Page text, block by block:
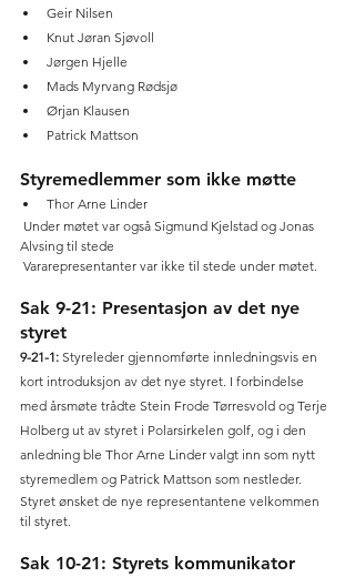
Geir Nilsen
Knut Jøran Sjøvoll
Jørgen Hjelle
Mads Myrvang Rødsjø
Ørjan Klausen
Patrick Mattson
Styremedlemmer som ikke møtte
Thor Arne Linder
Alvsing til stede
Vararepresentanter var ikke til stede under møtet.
Sak 9-21: Presentasjon av det nye
styret
9-21-1: Styreleder gjennomførte innledningsvis en
kort introduksjon av det nye styret. I forbindelse
med årsmøte trådte Stein Frode Tørresvold og Terje
Holberg ut av styret i Polarsirkelen golf, og i den
anledning ble Thor Arne Linder valgt inn som nytt
styremedlem og Patrick Mattson som nestleder.
Styret ønsket de nye representantene velkommen
til styret.
Sak 10-21: Styrets kommunikator